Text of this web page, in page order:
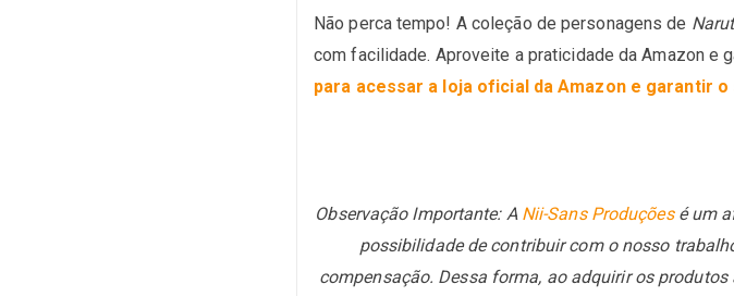
Não perca tempo! A coleção de personagens de
com facilidade. Aproveite a praticidade da Amazon e
para acessar a loja oficial da Amazon e garantir o
Observação Importante: A Nii-Sans Produçõesé um
possibilidade de contribuir com o nosso
compensação. Dessa forma, ao adquirir os